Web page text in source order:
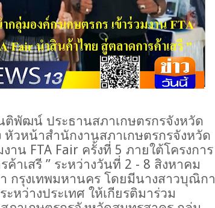
พัฒน์ ประธานสภาเกษตรกรจังหวัด
วหน้าสำนักงานสภาเกษตรกรจังหวัด
าน FTA Fair ครั้งที่ 5 ภายใต้โครงการ
ค้าเสรี ” ระหว่างวันที่ 2 - 8 สิงหาคม
กรุงเทพมหานคร โดยมีนางสาวบุณิกา
หว่างประเทศ ให้เกียรติมาร่วม